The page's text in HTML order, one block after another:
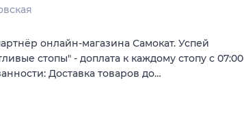
онлайн-магазина Самокат. Успей
стопы" - доплата к каждому стопу с 07:00
Доставка товаров до…